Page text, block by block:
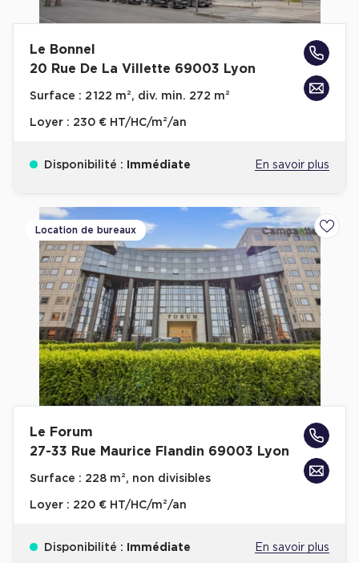
Le Bonnel
20 Rue De La Villette 69003 Lyon
Surface : 2 122 m², div. min. 272 m²
Loyer : 230 € HT/HC/m²/an
Disponibilité : Immédiate En savoir plus
Location de bureaux
Le Forum
27-33 Rue Maurice Flandin 69003 Lyon
Surface : 228 m², non divisibles
Loyer : 220 € HT/HC/m²/an
Disponibilité : Immédiate En savoir plus